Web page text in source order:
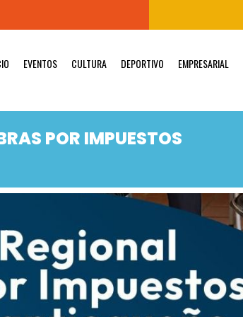
EVENTOS CULTURA DEPORTIVO EMPRESARIAL
POR IMPUESTOS